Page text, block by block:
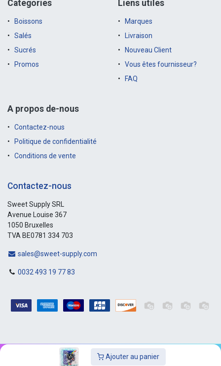
Ajouter au panier
Categories
Boissons
Salés
Sucrés
Promos
Liens utiles
Marques
Livraison
Nouveau Client
Vous êtes fournisseur?
FAQ
A propos de-nous
Contactez-nous
Politique de confidentialité
Conditions de vente
Contactez-nous
Sweet Supply SRL
Avenue Louise 367
1050 Bruxelles
TVA BE0781 334 703
sales@sweet-supply.com
0032 493 19 77 83
Copyright © Sweet-Supply